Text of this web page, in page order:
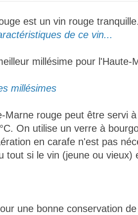
est un vin rouge
de ce vin...
millésime pour l'Haute-
millésimes
Marne rouge peut être servi
On utilise un verre à
en carafe n'est pas
tout si le vin (jeune ou vieux)
une bonne conservation